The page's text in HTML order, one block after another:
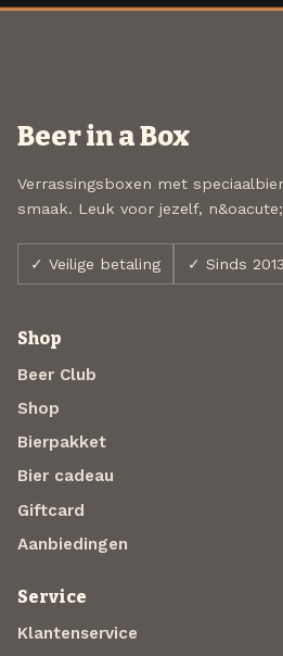
Beer in a Box
Verrassingsboxen met
smaak. Leuk voor jezelf,
✓ Veilige betaling ✓ Sinds 2013
Shop
Beer Club
Shop
Bierpakket
Bier cadeau
Giftcard
Aanbiedingen
Service
Klantenservice